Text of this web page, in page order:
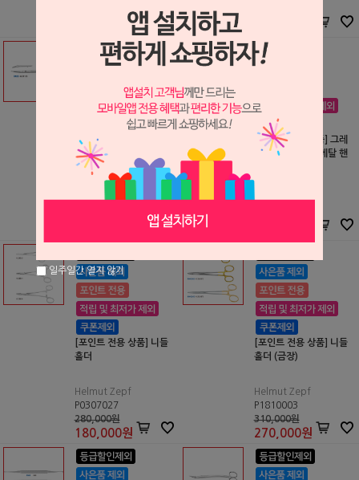
원
[포인트 전용 상품] 골드
만 폭스 시져 S122(46.2
01.13)
Helmut Zepf
P0408016
[포인트 전용 상품] 그레
이시 큐렛 HGR (메탈 핸
Helmut Zepf
P2107154
[포인트 전용 상품] 니들
홀더
Helmut Zepf
P0307027
280,000원
180,000원
[포인트 전용 상품] 니들
홀더 (금장)
Helmut Zepf
P1810003
310,000원
270,000원
일주일간 열지 않기